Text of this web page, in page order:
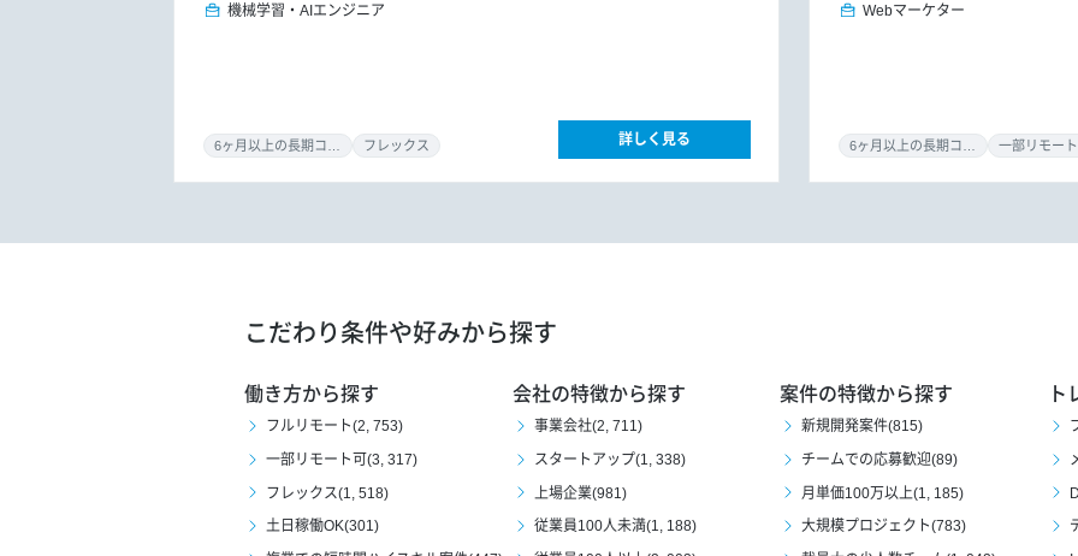
機械学習・AIエンジニア
フレックス 詳しく見る
Webマーケター
一部リモー
こだわり条件や好みから探す
働き方から探す
フルリモート(2, 753)
一部リモート可(3, 317)
フレックス(1, 518)
土日稼働OK(301)
会社の特徴から探す
事業会社(2, 711)
スタートアップ(1, 338)
上場企業(981)
従業員100人未満(1, 188)
案件の特徴から探す
新規開発案件(815)
チームでの応募歓迎(89)
月単価100万以上(1, 185)
大規模プロジェクト(783)
ト